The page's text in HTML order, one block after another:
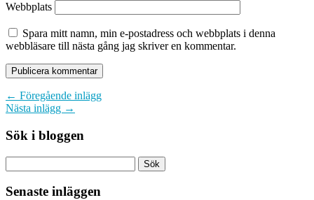
Webbplats
Spara mitt namn, min e-postadress och webbplats i denna
webbläsare till nästa gång jag skriver en kommentar.
← Föregående inlägg
Nästa inlägg →
Sök i bloggen
Senaste inläggen